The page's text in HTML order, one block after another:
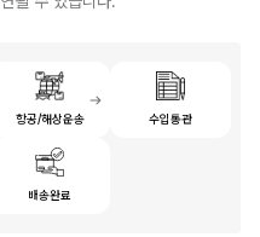
항공/해상운송 수입통관
배송완료